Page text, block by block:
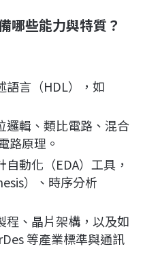
哪些能力與特質？
語言（HDL），如
邏輯、類比電路、混合
路原理。
動化（EDA）工具，
）、時序分析
程、晶片架構，以及如
等產業標準與通訊